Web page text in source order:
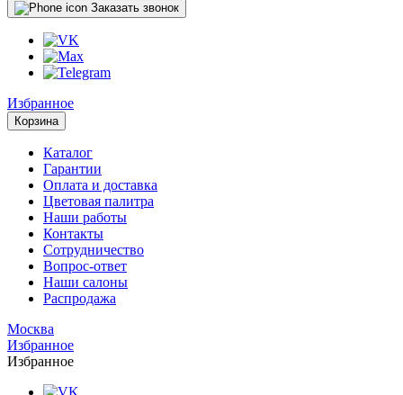
Заказать звонок
Избранное
Корзина
Каталог
Гарантии
Оплата и доставка
Цветовая палитра
Наши работы
Контакты
Сотрудничество
Вопрос-ответ
Наши салоны
Распродажа
Москва
Избранное
Избранное